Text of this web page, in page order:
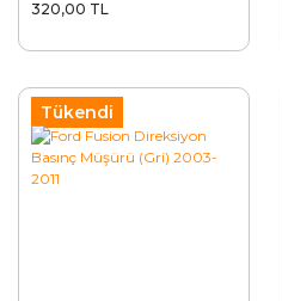
320,00 TL
Tükendi